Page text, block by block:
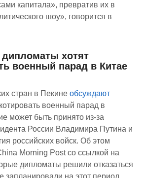
капитала», превратив их в
шоу», говорится в
дипломаты хотят
военный парад в Китае
стран в Пекине обсуждают
военный парад в
может быть принято из-за
России Владимира Путина и
российских войск. Об этом
Morning Post со ссылкой на
дипломаты решили отказаться
запланировали на этот период